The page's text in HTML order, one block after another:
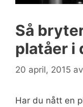
Så
platåer i
20 april, 2015 av
Har du nått en